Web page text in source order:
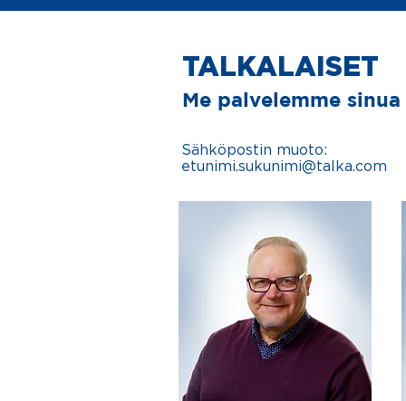
TALKALAISET
Me palvelemme sinua
Sähköpostin muoto:
etunimi.sukunimi@talka.com